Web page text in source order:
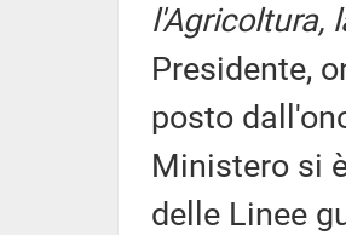
l'Agricoltura,
Presidente,
posto
Ministero si
delle Linee